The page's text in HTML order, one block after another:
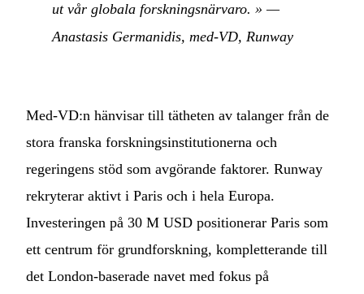
ut vår globala forskningsnärvaro. » —
Anastasis Germanidis, med-VD, Runway
Med-VD:n hänvisar till tätheten av talanger från de
stora franska forskningsinstitutionerna och
regeringens stöd som avgörande faktorer. Runway
rekryterar aktivt i Paris och i hela Europa.
Investeringen på 30 M USD positionerar Paris som
ett centrum för grundforskning, kompletterande till
det London-baserade navet med fokus på